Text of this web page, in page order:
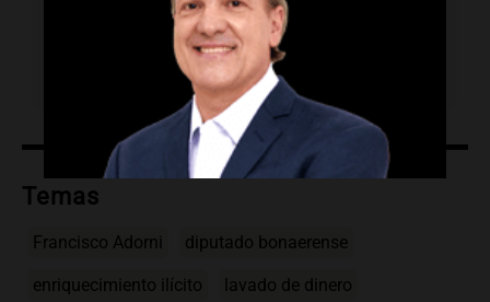
Video
¿Cuándo ocurrió la imputación?
La imputación ocurrió este miércoles.
Temas
Francisco Adorni diputado bonaerense
enriquecimiento ilícito lavado de dinero